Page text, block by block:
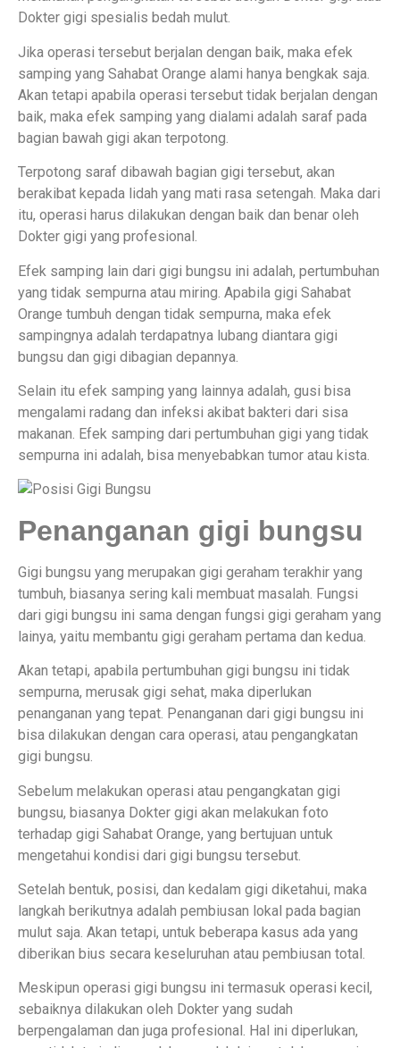
Dokter gigi spesialis bedah mulut.
Jika operasi tersebut berjalan dengan baik, maka efek
samping yang Sahabat Orange alami hanya bengkak saja.
Akan tetapi apabila operasi tersebut tidak berjalan dengan
baik, maka efek samping yang dialami adalah saraf pada
bagian bawah gigi akan terpotong.
Terpotong saraf dibawah bagian gigi tersebut, akan
berakibat kepada lidah yang mati rasa setengah. Maka dari
itu, operasi harus dilakukan dengan baik dan benar oleh
Dokter gigi yang profesional.
Efek samping lain dari gigi bungsu ini adalah, pertumbuhan
yang tidak sempurna atau miring. Apabila gigi Sahabat
Orange tumbuh dengan tidak sempurna, maka efek
sampingnya adalah terdapatnya lubang diantara gigi
bungsu dan gigi dibagian depannya.
Selain itu efek samping yang lainnya adalah, gusi bisa
mengalami radang dan infeksi akibat bakteri dari sisa
makanan. Efek samping dari pertumbuhan gigi yang tidak
sempurna ini adalah, bisa menyebabkan tumor atau kista.
Penanganan gigi bungsu
Gigi bungsu yang merupakan gigi geraham terakhir yang
tumbuh, biasanya sering kali membuat masalah. Fungsi
dari gigi bungsu ini sama dengan fungsi gigi geraham yang
lainya, yaitu membantu gigi geraham pertama dan kedua.
Akan tetapi, apabila pertumbuhan gigi bungsu ini tidak
sempurna, merusak gigi sehat, maka diperlukan
penanganan yang tepat. Penanganan dari gigi bungsu ini
bisa dilakukan dengan cara operasi, atau pengangkatan
gigi bungsu.
Sebelum melakukan operasi atau pengangkatan gigi
bungsu, biasanya Dokter gigi akan melakukan foto
terhadap gigi Sahabat Orange, yang bertujuan untuk
mengetahui kondisi dari gigi bungsu tersebut.
Setelah bentuk, posisi, dan kedalam gigi diketahui, maka
langkah berikutnya adalah pembiusan lokal pada bagian
mulut saja. Akan tetapi, untuk beberapa kasus ada yang
diberikan bius secara keseluruhan atau pembiusan total.
Meskipun operasi gigi bungsu ini termasuk operasi kecil,
sebaiknya dilakukan oleh Dokter yang sudah
berpengalaman dan juga profesional. Hal ini diperlukan,